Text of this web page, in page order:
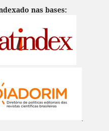
nas bases: